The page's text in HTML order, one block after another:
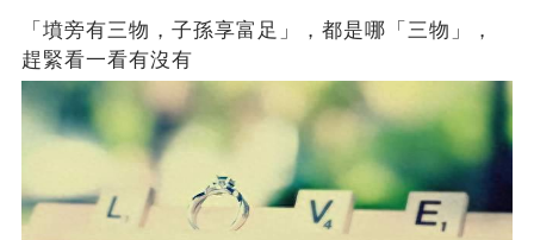
「墳旁有三物，子孫享富足」，都是哪「三物」，
趕緊看一看有沒有